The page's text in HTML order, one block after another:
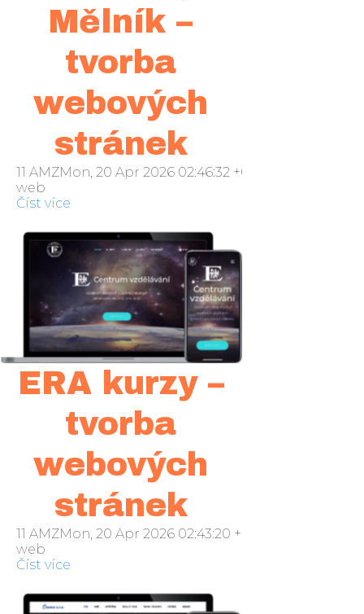
Mělník –
tvorba
webových
stránek
11 AMZMon, 20 Apr 2026 02:46:32 +000046pondělí
web
Číst více
ERA kurzy –
tvorba
webových
stránek
11 AMZMon, 20 Apr 2026 02:43:20 +000043pondělí
web
Číst více